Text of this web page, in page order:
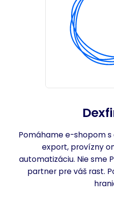
Pomáhame e-shopom
export, provízny
automatizáciu. Nie sme
partner pre váš rast.